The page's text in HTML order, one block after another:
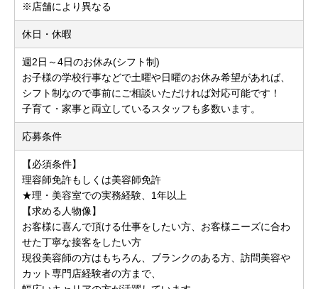
※店舗により異なる
休日・休暇
週2日～4日のお休み(シフト制)
お子様の学校行事などで土曜や日曜のお休み希望があれば、
シフト制なので事前にご相談いただければ対応可能です！
子育て・家事と両立しているスタッフも多数います。
応募条件
【必須条件】
理容師免許もしくは美容師免許
★理・美容室での実務経験、1年以上
【求める人物像】
お客様に喜んで頂ける仕事をしたい方、お客様ニーズに合わ
せた丁寧な接客をしたい方
現役美容師の方はもちろん、ブランクのある方、訪問美容や
カット専門店経験者の方まで、